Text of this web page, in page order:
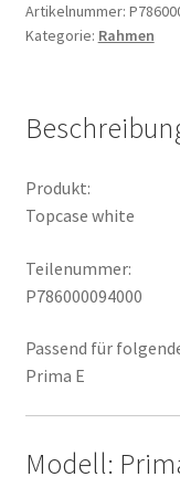
Artikelnummer:
Kategorie: Rahmen
Produkt:
Topcase white
Teilenummer:
P786000094000
Passend für
Prima E
Modell: